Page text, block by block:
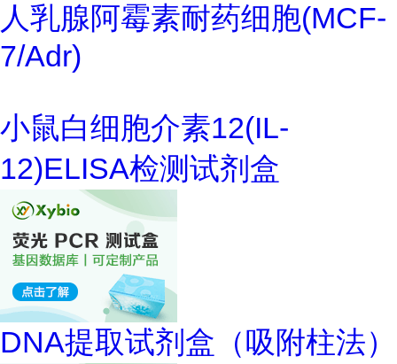
人乳腺阿霉素耐药细胞(MCF-
7/Adr)
小鼠白细胞介素12(IL-
12)ELISA检测试剂盒
DNA提取试剂盒（吸附柱法）